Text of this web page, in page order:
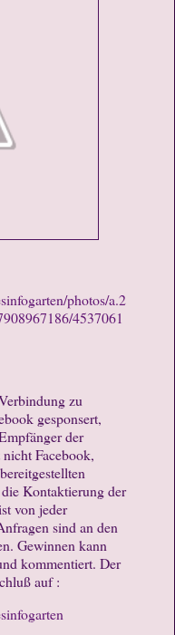
photos/a.2
4537061
zu
gesponsert,
der
Facebook,
Kontaktierung der
von jeder
sind an den
Gewinnen kann
kommentiert. Der
auf :